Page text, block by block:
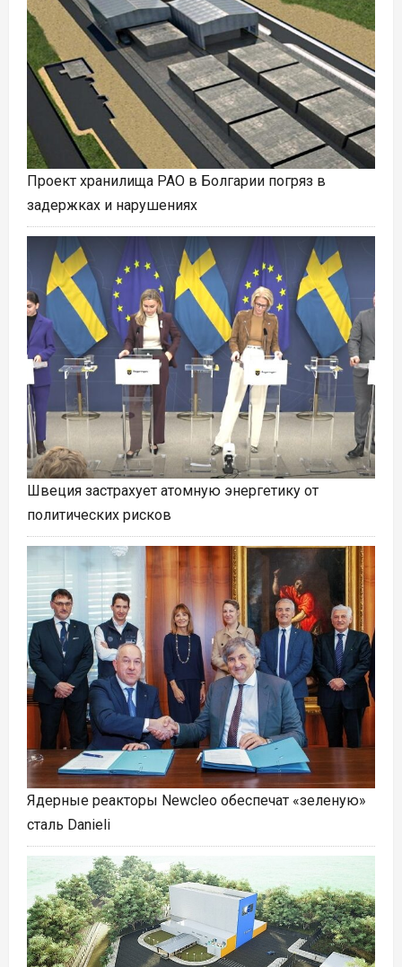
Проект хранилища РАО в Болгарии погряз в
задержках и нарушениях
Швеция застрахует атомную энергетику от
политических рисков
Ядерные реакторы Newcleo обеспечат «зеленую»
сталь Danieli